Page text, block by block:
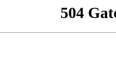
504